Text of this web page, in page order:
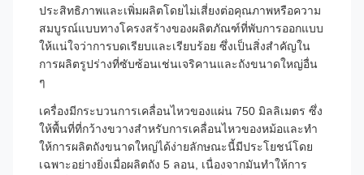
ประสิทธิภาพและเพิ่มผลิตโดยไม่เสี่ยงต่อคุณภาพหรือความ
สมบูรณ์แบบทางโครงสร้างของผลิตภัณฑ์ที่พับการออกแบบ
ให้แน่ใจว่าการบดเรียบและเรียบร้อย ซึ่งเป็นสิ่งสําคัญใน
การผลิตรูปร่างที่ซับซ้อนเช่นเจริคานและถังขนาดใหญ่อื่น
ๆ
เครื่องมีกระบวนการเคลื่อนไหวของแผ่น 750 มิลลิเมตร ซึ่ง
ให้พื้นที่ที่กว้างขวางสําหรับการเคลื่อนไหวของหม้อและทํา
ให้การผลิตถังขนาดใหญ่ได้ง่ายลักษณะนี้มีประโยชน์โดย
เฉพาะอย่างยิ่งเมื่อผลิตถัง 5 ลอน, เนื่องจากมันทําให้การ